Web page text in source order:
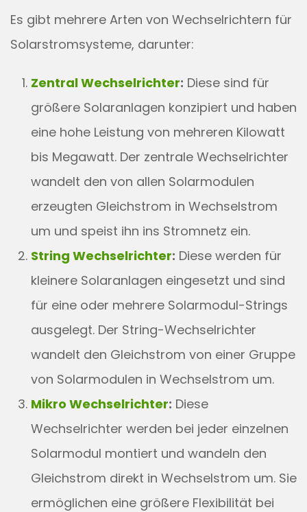
Es gibt mehrere Arten von Wechselrichtern für
Solarstromsysteme, darunter:
Zentral Wechselrichter: Diese sind für
größere Solaranlagen konzipiert und haben
eine hohe Leistung von mehreren Kilowatt
bis Megawatt. Der zentrale Wechselrichter
wandelt den von allen Solarmodulen
erzeugten Gleichstrom in Wechselstrom
um und speist ihn ins Stromnetz ein.
String Wechselrichter: Diese werden für
kleinere Solaranlagen eingesetzt und sind
für eine oder mehrere Solarmodul-Strings
ausgelegt. Der String-Wechselrichter
wandelt den Gleichstrom von einer Gruppe
von Solarmodulen in Wechselstrom um.
Mikro Wechselrichter: Diese
Wechselrichter werden bei jeder einzelnen
Solarmodul montiert und wandeln den
Gleichstrom direkt in Wechselstrom um. Sie
ermöglichen eine größere Flexibilität bei